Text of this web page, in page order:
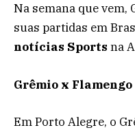
Na semana que vem,
suas partidas em
notícias Sports na
Grêmio x Flamengo
Em Porto Alegre, o